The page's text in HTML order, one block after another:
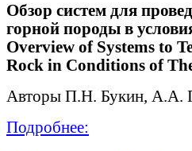
Обзор систем для
горной породы в
Overview of Systems to
Rock in Conditions of
Авторы П.Н. Букин, А.А.
Подробнее: